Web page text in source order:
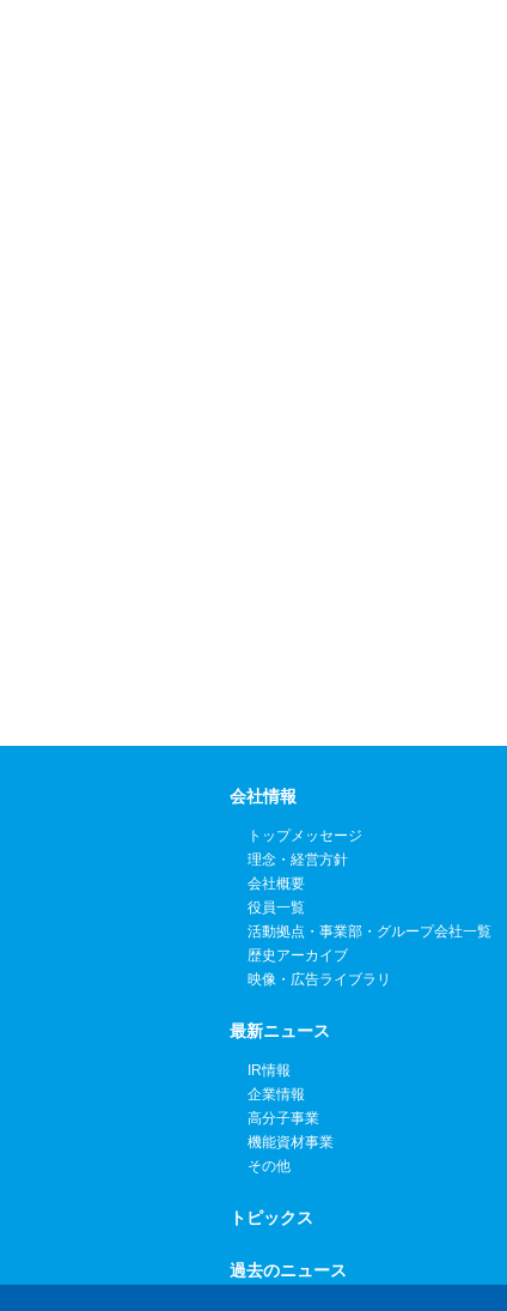
会社情報
トップメッセージ
理念・経営方針
会社概要
役員一覧
活動拠点・事業部・グループ会社一覧
歴史アーカイブ
映像・広告ライブラリ
最新ニュース
IR情報
企業情報
高分子事業
機能資材事業
その他
トピックス
過去のニュース